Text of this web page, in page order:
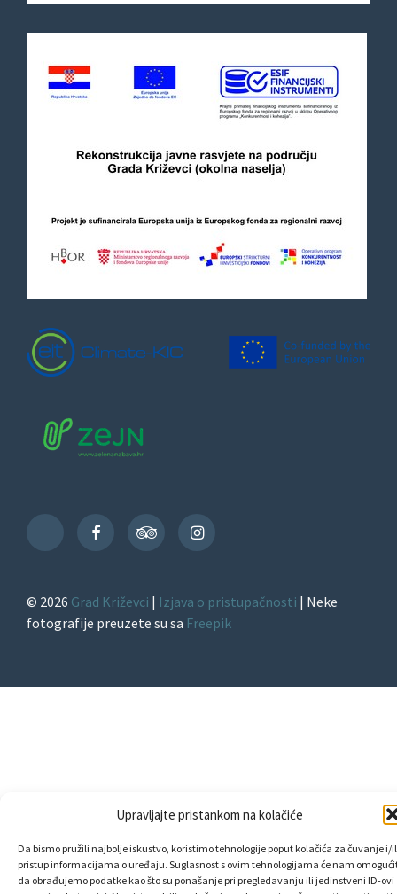
Upravljajte pristankom na kolačiće
Da bismo pružili najbolje iskustvo, koristimo tehnologije poput kolačića za čuvanje i/
pristup informacijama o uređaju. Suglasnost s ovim tehnologijama će nam
da obrađujemo podatke kao što su ponašanje pri pregledavanju ili jedinstveni ID-ovi
TikTok
FacebookTripAdvisorInstagram
© 2026 Grad Križevci | Izjava o pristupačnosti | Neke
fotografije preuzete su sa Freepik